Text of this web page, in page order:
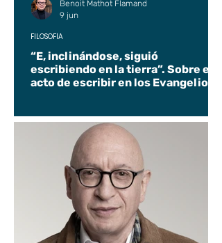
“E, inclinándose, siguió
escribiendo en la tierra”. Sobre el
acto de escribir en los Evangelios.
FILOSOFÍA
Benoit Mathot Flamand
9 jun